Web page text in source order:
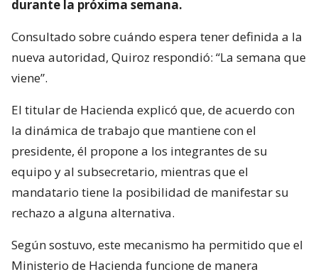
durante la próxima semana.
Consultado sobre cuándo espera tener definida a la
nueva autoridad, Quiroz respondió: “La semana que
viene”.
El titular de Hacienda explicó que, de acuerdo con
la dinámica de trabajo que mantiene con el
presidente, él propone a los integrantes de su
equipo y al subsecretario, mientras que el
mandatario tiene la posibilidad de manifestar su
rechazo a alguna alternativa.
Según sostuvo, este mecanismo ha permitido que el
Ministerio de Hacienda funcione de manera